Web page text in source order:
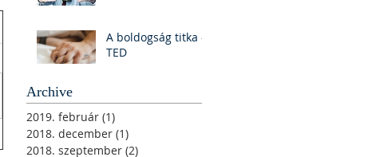
A boldogság titka -
TED
Archive
2019. február (1)
2018. december (1)
2018. szeptember (2)